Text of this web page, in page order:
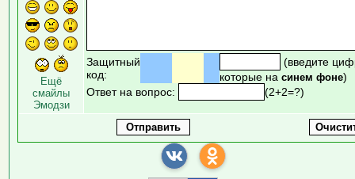
Ещё
смайлы
Эмодзи
Защитный
код:
(введите
которые на синем фоне)
Ответ на вопрос:
(2+2=?)